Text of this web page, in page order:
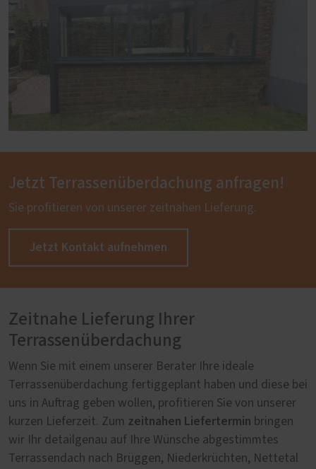
Jetzt Terrassenüberdachung anfragen!
Sie profitieren von unserer zeitnahen Lieferung.
Jetzt Kontakt aufnehmen
Zeitnahe Lieferung Ihrer
Terrassenüberdachung
Wenn Sie mit einem unserer Berater Ihre ideale
Terrassenüberdachung fertiggeplant haben und diese bei
uns in Auftrag geben wollen, profitieren Sie von unserer
kurzen Lieferzeit. Zum zeitnahen Liefertermin bringen
wir Ihr detailgenau auf Ihre Wünsche abgestimmtes
Terrassendach nach Brüggen, Niederkrüchten, Nettetal